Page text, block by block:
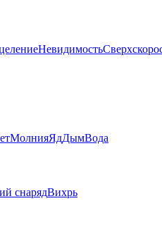
Невидимость
МолнияЯдДымВода
снарядВихрь